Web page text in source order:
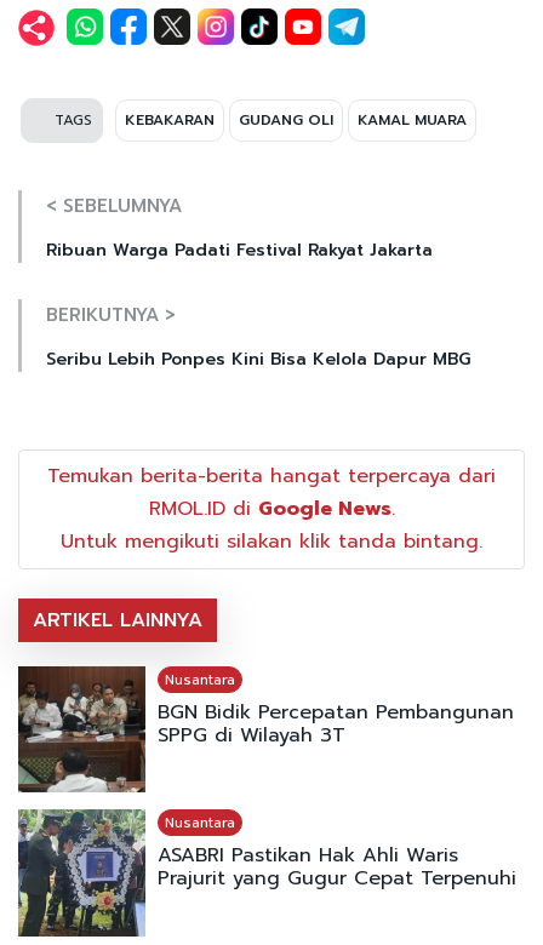
TAGS KEBAKARAN GUDANG OLI KAMAL MUARA
< SEBELUMNYA
Ribuan Warga Padati Festival Rakyat Jakarta
BERIKUTNYA >
Seribu Lebih Ponpes Kini Bisa Kelola Dapur MBG
Temukan berita-berita hangat terpercaya dari
RMOL.ID di Google News.
Untuk mengikuti silakan klik tanda bintang.
ARTIKEL LAINNYA
Nusantara
BGN Bidik Percepatan Pembangunan
SPPG di Wilayah 3T
Nusantara
ASABRI Pastikan Hak Ahli Waris
Prajurit yang Gugur Cepat Terpenuhi